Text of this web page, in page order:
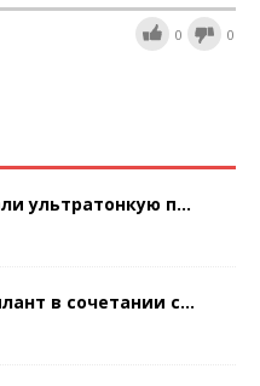
0 0
ультратонкую п...
в сочетании с...